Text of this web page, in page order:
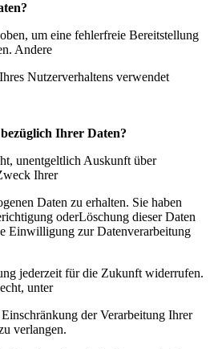
um eine fehlerfreie Bereitstellung
Andere
Nutzerverhaltens verwendet
Ihrer Daten?
unentgeltlich Auskunft über
Ihrer
Daten zu erhalten. Sie haben
oderLöschung dieser Daten
Einwilligung zur Datenverarbeitung
jederzeit für die Zukunft widerrufen.
unter
der Verarbeitung Ihrer
verlangen.